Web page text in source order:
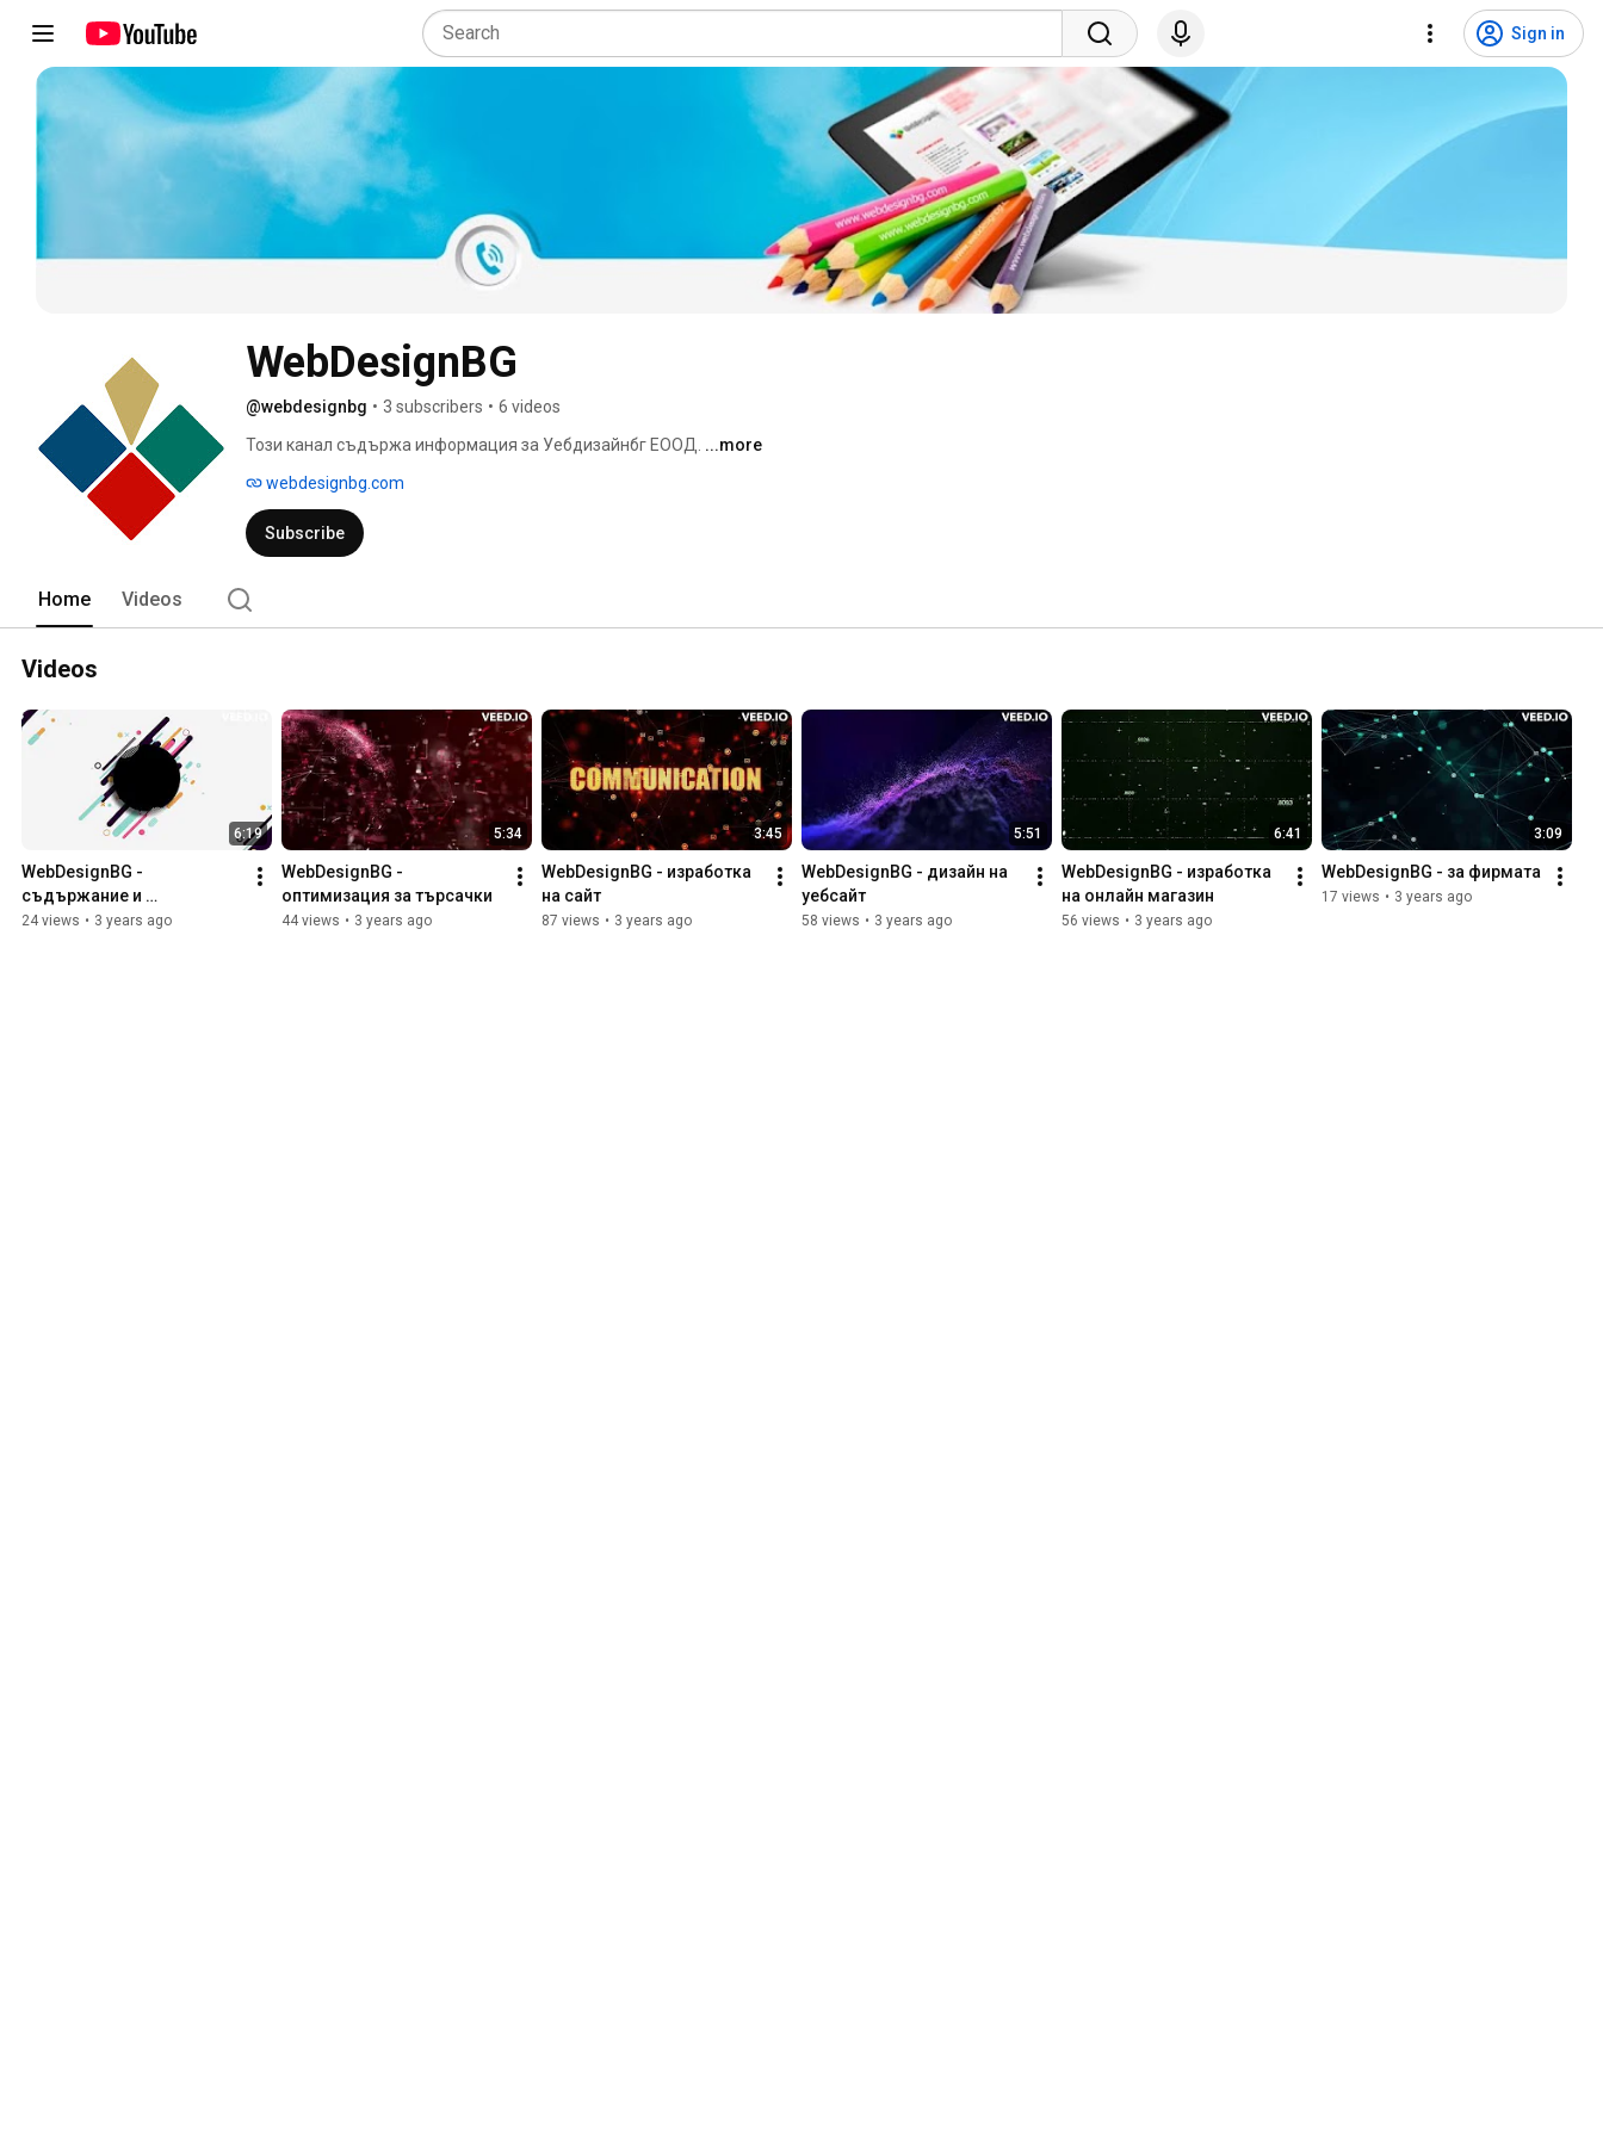
Sign in
WebDesignBG
@webdesignbg • 3 subscribers • 6 videos
Този канал съдържа информация за Уебдизайнбг ЕООД. ...more
webdesignbg.com
Subscribe
Home Videos
Videos
6:19
WebDesignBG -
съдържание и
функционалности на
24 views • 3 years ago
5:34
WebDesignBG -
оптимизация за търсачки
44 views • 3 years ago
3:45
WebDesignBG - изработка
на сайт
87 views • 3 years ago
5:51
WebDesignBG - дизайн на
уебсайт
58 views • 3 years ago
6:41
WebDesignBG - изработка
на онлайн магазин
56 views • 3 years ago
3:09
WebDesignBG - за фирмата
17 views • 3 years ago